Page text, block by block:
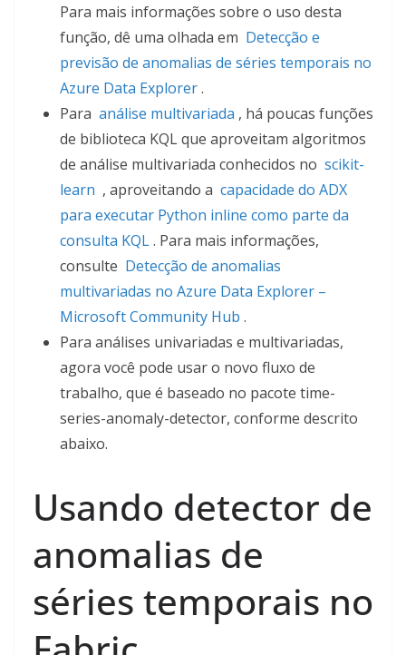
Para mais informações sobre o uso desta
função, dê uma olhada em Detecção e
previsão de anomalias de séries temporais no
Azure Data Explorer.
Para análise multivariada , há poucas funções
de biblioteca KQL que aproveitam algoritmos
de análise multivariada conhecidos no scikit-
learn , aproveitando a capacidade do ADX
para executar Python inline como parte da
consulta KQL. Para mais informações,
consulte Detecção de anomalias
multivariadas no Azure Data Explorer –
Microsoft Community Hub .
Para análises univariadas e multivariadas,
agora você pode usar o novo fluxo de
trabalho, que é baseado no pacote time-
series-anomaly-detector, conforme descrito
abaixo.
Usando detector de
anomalias de
séries temporais no